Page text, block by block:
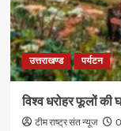
उत्तराखण्ड पर्यटन
विश्व धरोहर फूलों की
टीम राष्ट्र संत न्यूज